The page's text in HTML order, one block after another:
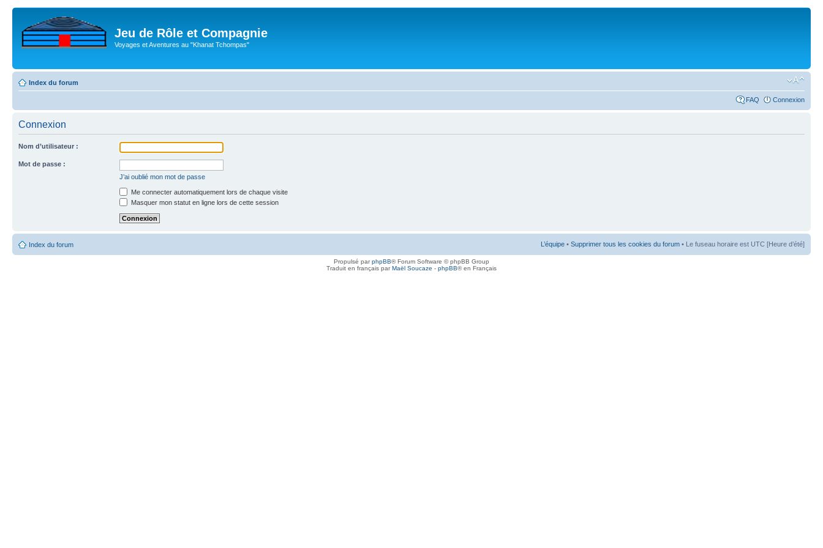
Jeu de Rôle et Compagnie
Voyages et Aventures au "Khanat Tchompas"
Index du forum
FAQ Connexion
Connexion
Nom d’utilisateur :
Mot de passe :
J’ai oublié mon mot de passe
Me connecter automatiquement lors de chaque visite
Masquer mon statut en ligne lors de cette session
Index du forum L’équipe • Supprimer tous les cookies du forum • Le fuseau horaire est UTC [Heure d’été]
Propulsé parphpBB® Forum Software © phpBB Group
Traduit en français parMaël Soucaze - phpBB® en Français